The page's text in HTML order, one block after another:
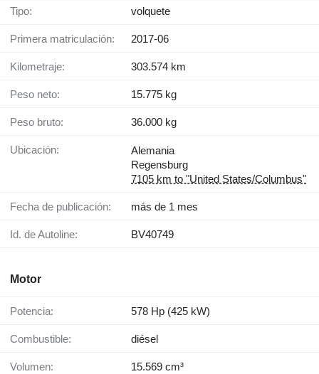
Tipo: volquete
Primera matriculación: 2017-06
Kilometraje: 303.574 km
Peso neto: 15.775 kg
Peso bruto: 36.000 kg
Ubicación:
Alemania
Regensburg
7105 km to "United States/Columbus"
Fecha de publicación: más de 1 mes
Id. de Autoline: BV40749
Motor
Potencia: 578 Hp (425 kW)
Combustible: diésel
Volumen: 15.569 cm³